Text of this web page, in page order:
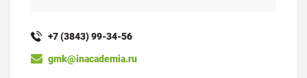
+7 (3843) 99-34-56
gmk@inacademia.ru